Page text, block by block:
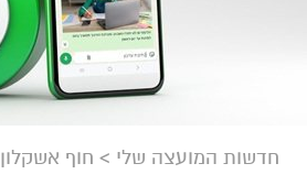
חדשות המועצה שלי > חוף אשקלון